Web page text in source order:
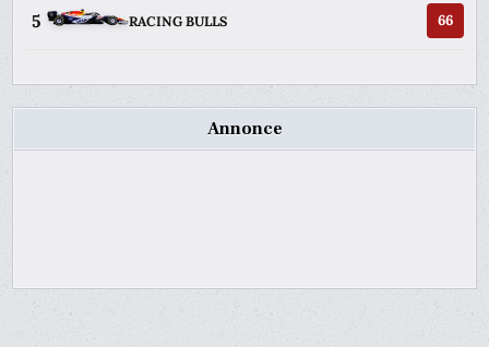
5 RACING BULLS 66
Annonce